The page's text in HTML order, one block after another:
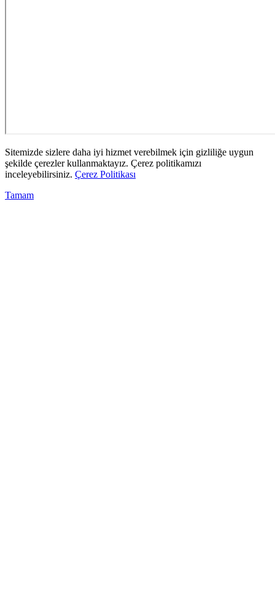
Sitemizde sizlere daha iyi hizmet verebilmek için gizliliğe uygun
şekilde çerezler kullanmaktayız. Çerez politikamızı
inceleyebilirsiniz. Çerez Politikası
Tamam